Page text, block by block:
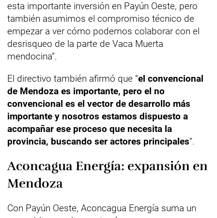
esta importante inversión en Payún Oeste, pero
también asumimos el compromiso técnico de
empezar a ver cómo podemos colaborar con el
desrisqueo de la parte de Vaca Muerta
mendocina”.
El directivo también afirmó que “el convencional
de Mendoza es importante, pero el no
convencional es el vector de desarrollo más
importante y nosotros estamos dispuesto a
acompañar ese proceso que necesita la
provincia, buscando ser actores principales”.
Aconcagua Energía: expansión en
Mendoza
Con Payún Oeste, Aconcagua Energía suma un